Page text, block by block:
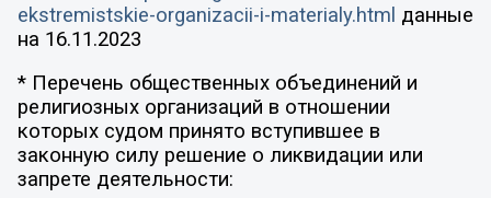
ekstremistskie-organizacii-i-materialy.html данные
на 16.11.2023
* Перечень общественных объединений и
религиозных организаций в отношении
которых судом принято вступившее в
законную силу решение о ликвидации или
запрете деятельности: